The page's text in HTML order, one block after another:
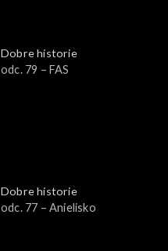
Dobre historie
odc. 79 – FAS
Dobre historie
odc. 77 – Anielisko